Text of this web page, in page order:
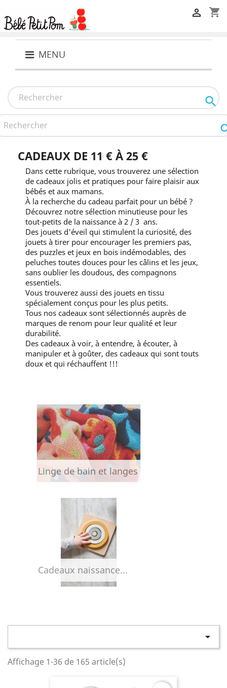
shopping_cart

MENU

CADEAUX DE 11 € À 25 €
Dans cette rubrique, vous trouverez une sélection
de cadeaux jolis et pratiques pour faire plaisir aux
bébés et aux mamans.
À la recherche du cadeau parfait pour un bébé ?
Découvrez notre sélection minutieuse pour les
tout-petits de la naissance à 2 / 3 ans.
Des jouets d'éveil qui stimulent la curiosité, des
jouets à tirer pour encourager les premiers pas,
des puzzles et jeux en bois indémodables, des
peluches toutes douces pour les câlins et les jeux,
sans oublier les doudous, des compagnons
essentiels.
Vous trouverez aussi des jouets en tissu
spécialement conçus pour les plus petits.
Tous nos cadeaux sont sélectionnés auprès de
marques de renom pour leur qualité et leur
durabilité.
Des cadeaux à voir, à entendre, à écouter, à
manipuler et à goûter, des cadeaux qui sont touts
doux et qui réchauffent !!!
Linge de bain et langes
Cadeaux naissance...

Affichage 1-36 de 165 article(s)